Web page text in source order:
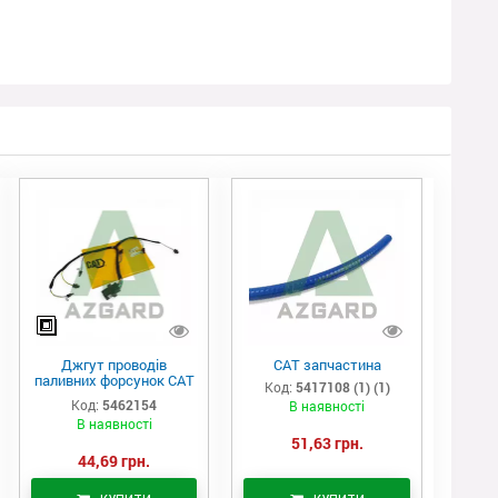
Джгут проводів
паливних форсунок CAT
C7/C9 (546-2154)
Код: 5462154
В наявності
44,69 грн.
САТ запчастина
Код: 5417108 (1) (1)
В наявності
51,63 грн.